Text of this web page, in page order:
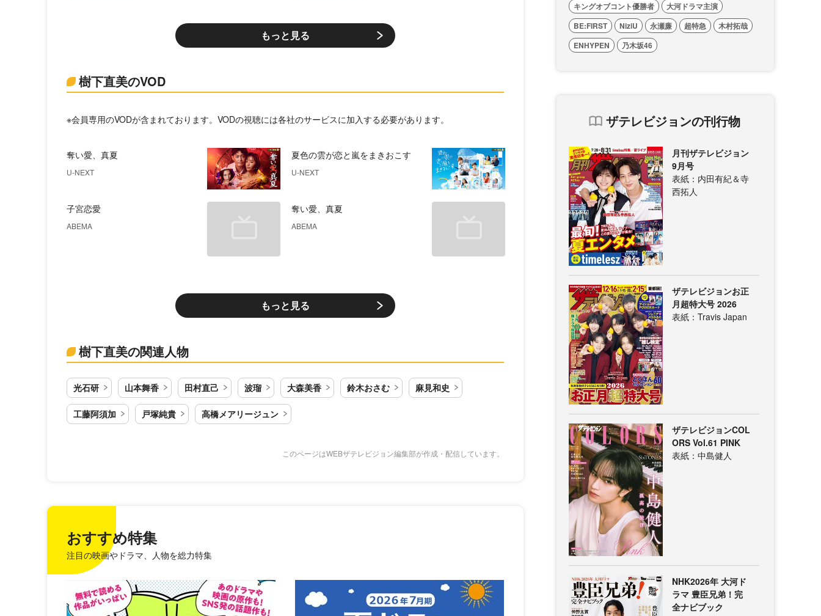
もっと見る
樹下直美のVOD
※会員専用のVODが含まれております。VODの視聴には各社のサービスに加入する必要があります。
奪い愛、真夏
U-NEXT
夏色の雲が恋と嵐をまきおこす
U-NEXT
子宮恋愛
ABEMA
奪い愛、真夏
ABEMA
もっと見る
樹下直美の関連人物
光石研 山本舞香 田村直己 波瑠 大森美香 鈴木おさむ 麻見和史
工藤阿須加 戸塚純貴 高橋メアリージュン
このページはWEBザテレビジョン編集部が作成・配信しています。
おすすめ特集
注目の映画やドラマ、人物を総力特集
キングオブコント優勝者
大河ドラマ主演
BE:FIRST
NiziU 永瀬廉 超特急
木村拓哉
ENHYPEN
乃木坂46
ザテレビジョンの刊行物
月刊ザテレビジョン
9月号
表紙：内田有紀＆寺
西拓人
ザテレビジョンお正
月超特大号 2026
表紙：Travis Japan
ザテレビジョンCOL
ORS Vol.61 PINK
表紙：中島健人
NHK2026年 大河ド
ラマ 豊臣兄弟！完
全ナビブック